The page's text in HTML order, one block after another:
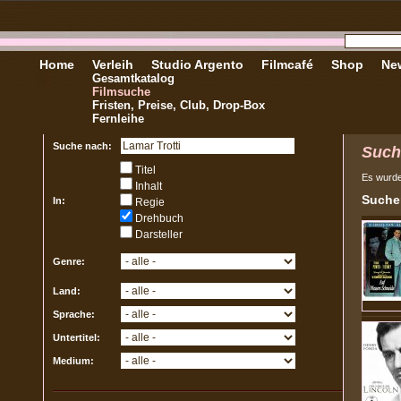
Home Verleih
Gesamtkatalog
Filmsuche
Fristen, Preise, Club, Drop-Box
Fernleihe
Studio Argento Filmcafé Shop
Suche nach:
In:
Titel
Inhalt
Regie
Drehbuch
Darsteller
Genre:
Land:
Sprache:
Untertitel:
Medium:
Es